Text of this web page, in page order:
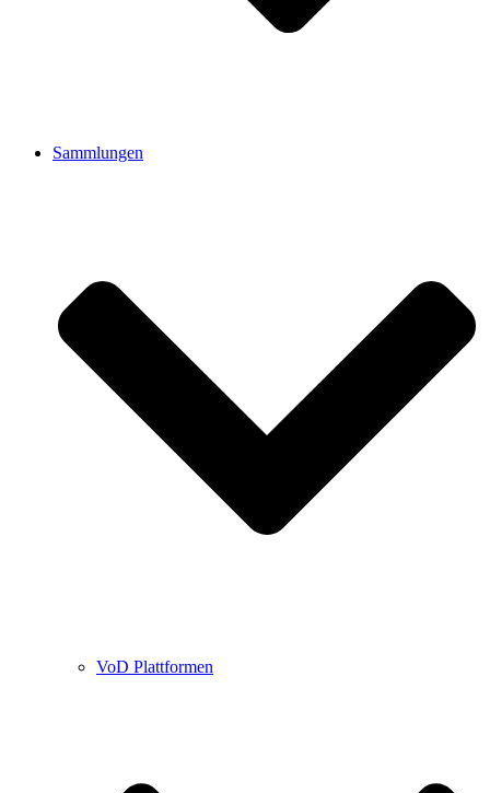
Sammlungen
VoD Plattformen